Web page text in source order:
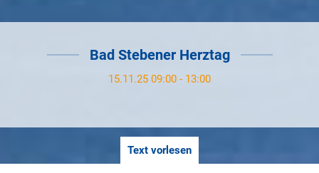
Bad Stebener Herztag
15.11.25 09:00 - 13:00
Text vorlesen